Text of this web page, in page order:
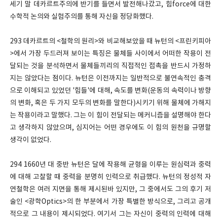
세기 말 데카르트주의에 반기를 들면서 발전해나갔고, 힘force에 대한
수학적 논의와 실험주의를 통해 자신을 정당화했다.
293 데카르트의 <철학의 원리>와 비교해보았을 때 뉴턴의 <프린키피아
>에서 가장 두드러져 보이는 특징은 물체들 사이에서 어떠한 작용이 전
달되는 것을 분석하면서 물체들끼리의 직접적인 접촉을 반드시 가정하
지는 않았다는 점이다. 뉴턴은 이전까지는 일반적으로 불연속적인 충격
으로 이해되고 있었던 '힘들'에 대해, 속도를 변화(운동의 속력이나 방향
의 변화, 혹은 두 가지 모두의 변화를 말한다)시키기 위해 물체에 가해지
는 작용이라고 말했다. 그는 이 힘이 전달되는 메커니즘을 설명해야 한다
고 생각하지 않았으며, 심지어는 어떤 경우에도 이 힘의 원천을 규명할
생각이 없었다.
294 1660년 대 중반 뉴턴은 달에 작용해 균형을 이루는 원심력과 중력
에 대해 고찰할 때 중력을 분명히 인력으로 취급했다. 뉴턴의 정성적 자
연철학은 여러 지면을 통해 제시된바 있지만, 그 중에서도 그의 후기 저
술인 <광학Optics>의 한 부분에서 가장 특별한 방식으로, 그리고 공개
적으로 그 내용이 제시되었다. 여기서 그는 자신이 중력의 인력에 대해